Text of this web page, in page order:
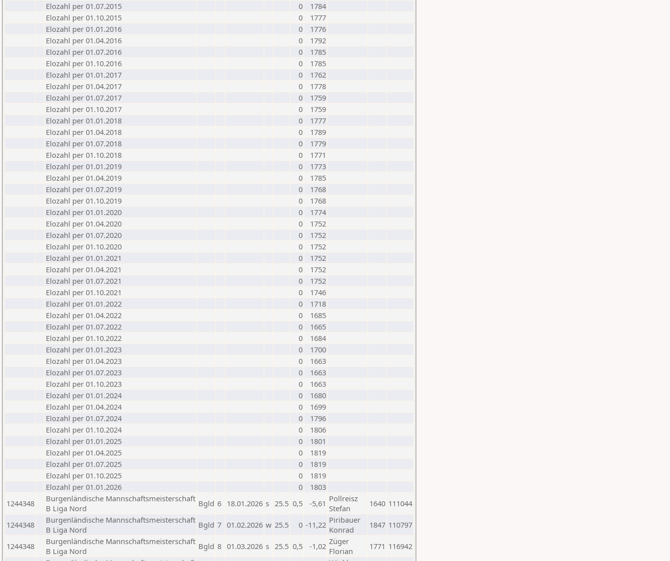
Elozahl per 01.07.2015
0
1784
Elozahl per 01.10.2015
0
1777
Elozahl per 01.01.2016
0
1776
Elozahl per 01.04.2016
0
1792
Elozahl per 01.07.2016
0
1785
Elozahl per 01.10.2016
0
1785
Elozahl per 01.01.2017
0
1762
Elozahl per 01.04.2017
0
1778
Elozahl per 01.07.2017
0
1759
Elozahl per 01.10.2017
0
1759
Elozahl per 01.01.2018
0
1777
Elozahl per 01.04.2018
0
1789
Elozahl per 01.07.2018
0
1779
Elozahl per 01.10.2018
0
1771
Elozahl per 01.01.2019
0
1773
Elozahl per 01.04.2019
0
1785
Elozahl per 01.07.2019
0
1768
Elozahl per 01.10.2019
0
1768
Elozahl per 01.01.2020
0
1774
Elozahl per 01.04.2020
0
1752
Elozahl per 01.07.2020
0
1752
Elozahl per 01.10.2020
0
1752
Elozahl per 01.01.2021
0
1752
Elozahl per 01.04.2021
0
1752
Elozahl per 01.07.2021
0
1752
Elozahl per 01.10.2021
0
1746
Elozahl per 01.01.2022
0
1718
Elozahl per 01.04.2022
0
1685
Elozahl per 01.07.2022
0
1665
Elozahl per 01.10.2022
0
1684
Elozahl per 01.01.2023
0
1700
Elozahl per 01.04.2023
0
1663
Elozahl per 01.07.2023
0
1663
Elozahl per 01.10.2023
0
1663
Elozahl per 01.01.2024
0
1680
Elozahl per 01.04.2024
0
1699
Elozahl per 01.07.2024
0
1796
Elozahl per 01.10.2024
0
1806
Elozahl per 01.01.2025
0
1801
Elozahl per 01.04.2025
0
1819
Elozahl per 01.07.2025
0
1819
Elozahl per 01.10.2025
0
1819
Elozahl per 01.01.2026
0
1803
1244348
Burgenländische Mannschaftsmeisterschaft
B Liga Nord
Bgld 6 18.01.2026 s 25.5 0,5 -5,61 Pollreisz
Stefan
1640 111044
1244348
Burgenländische Mannschaftsmeisterschaft
B Liga Nord
Bgld 7 01.02.2026 w 25.5 0 -11,22 Piribauer
Konrad
1847 110797
1244348
Burgenländische Mannschaftsmeisterschaft
B Liga Nord
Bgld 8 01.03.2026 s 25.5 0,5 -1,02 Züger
Florian
1771 116942